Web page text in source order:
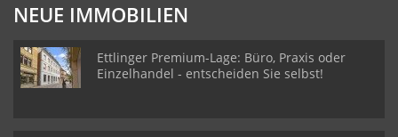
NEUE IMMOBILIEN
Ettlinger Premium-Lage: Büro, Praxis oder
Einzelhandel - entscheiden Sie selbst!